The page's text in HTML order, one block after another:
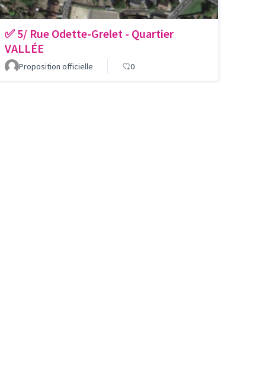
✅ 5/ Rue Odette-Grelet - Quartier
VALLÉE
Proposition officielle 0